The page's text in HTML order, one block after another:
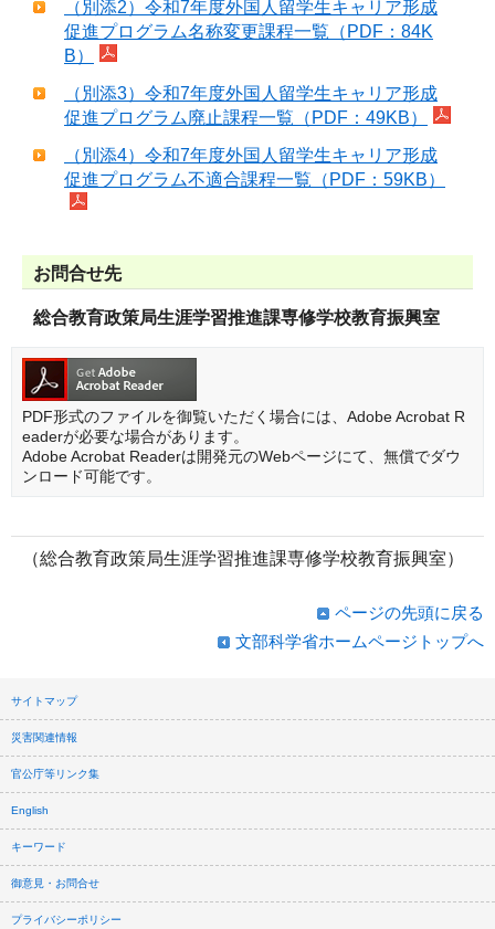
（別添2）令和7年度外国人留学生キャリア形成
促進プログラム名称変更課程一覧（PDF：84K
B）
（別添3）令和7年度外国人留学生キャリア形成
促進プログラム廃止課程一覧（PDF：49KB）
（別添4）令和7年度外国人留学生キャリア形成
促進プログラム不適合課程一覧（PDF：59KB）
お問合せ先
総合教育政策局生涯学習推進課専修学校教育振興室
PDF形式のファイルを御覧いただく場合には、Adobe Acrobat R
eaderが必要な場合があります。
Adobe Acrobat Readerは開発元のWebページにて、無償でダウ
ンロード可能です。
（総合教育政策局生涯学習推進課専修学校教育振興室）
ページの先頭に戻る
文部科学省ホームページトップへ
サイトマップ
災害関連情報
官公庁等リンク集
English
キーワード
御意見・お問合せ
プライバシーポリシー